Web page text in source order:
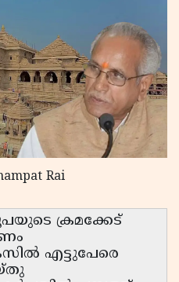
Rai
ക്രമക്കേട്
എട്ടുപേരെ